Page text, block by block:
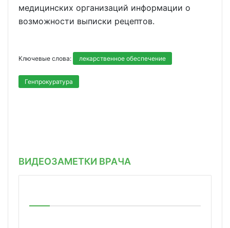
медицинских организаций информации о
возможности выписки рецептов.
Ключевые слова: лекарственное обеспечение
Генпрокуратура
ВИДЕОЗАМЕТКИ ВРАЧА